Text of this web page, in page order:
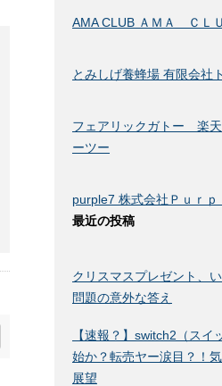
AMA CLUB ＡＭＡ ＣＬ
とみしげ養蜂場 有限会社
フェアリックガトー 楽天
ーツー
purple7 株式会社Ｐｕｒ
最近の投稿
クリスマスプレゼント、
問題の意外な答え
【速報？】switch2（スイ
始か？転売ヤー涙目？！
展望